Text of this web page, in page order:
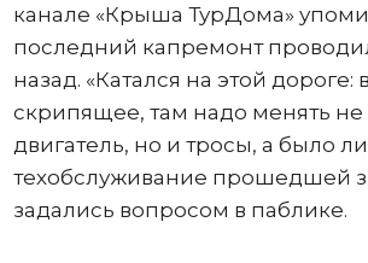
канале «Крыша ТурДома»
последний капремонт
назад. «Катался на этой дороге:
скрипящее, там надо менять не
двигатель, но и тросы, а было ли
техобслуживание прошедшей
задались вопросом в паблике.